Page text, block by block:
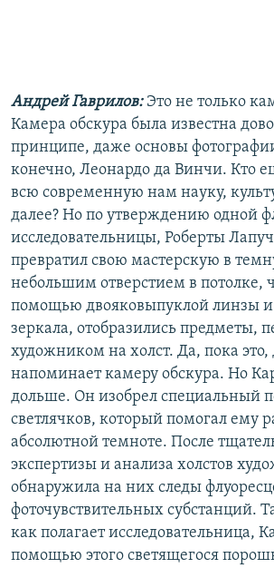
Андрей Гаврилов: Это не только
Камера обскура была известна
принципе, даже основы
конечно, Леонардо да Винчи. Кто
всю современную нам науку,
далее? Но по утверждению одной
исследовательницы, Роберты
превратил свою мастерскую в
небольшим отверстием в потолке,
помощью двояковыпуклой линзы и
зеркала, отобразились предметы,
художником на холст. Да, пока это,
напоминает камеру обскура. Но
дольше. Он изобрел специальный
светлячков, который помогал ему
абсолютной темноте. После
экспертизы и анализа холстов
обнаружила на них следы
фоточувствительных субстанций.
как полагает исследовательница,
помощью этого светящегося